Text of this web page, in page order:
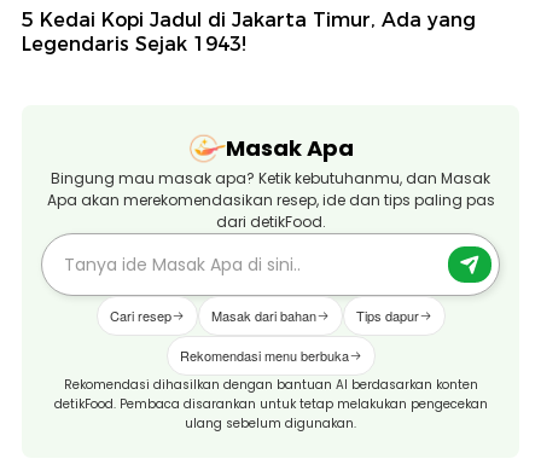
5 Kedai Kopi Jadul di Jakarta Timur, Ada yang
Legendaris Sejak 1943!
Masak Apa
Bingung mau masak apa? Ketik kebutuhanmu, dan Masak
Apa akan merekomendasikan resep, ide dan tips paling pas
dari detikFood.
Cari resep Masak dari bahan Tips dapur
Rekomendasi menu berbuka
Rekomendasi dihasilkan dengan bantuan AI berdasarkan konten
detikFood. Pembaca disarankan untuk tetap melakukan pengecekan
ulang sebelum digunakan.